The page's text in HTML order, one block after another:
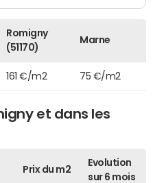
Romigny
(51170)
Marne
161 €/m2 75 €/m2
et dans les
Prix du m2
Evolution
sur 6 mois